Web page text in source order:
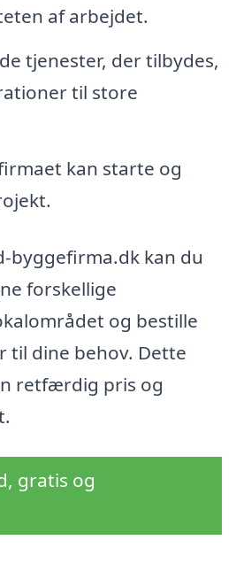
af arbejdet.
tjenester, der tilbydes,
til store
kan starte og
byggefirma.dk kan du
forskellige
og bestille
til dine behov. Dette
retfærdig pris og
gratis og